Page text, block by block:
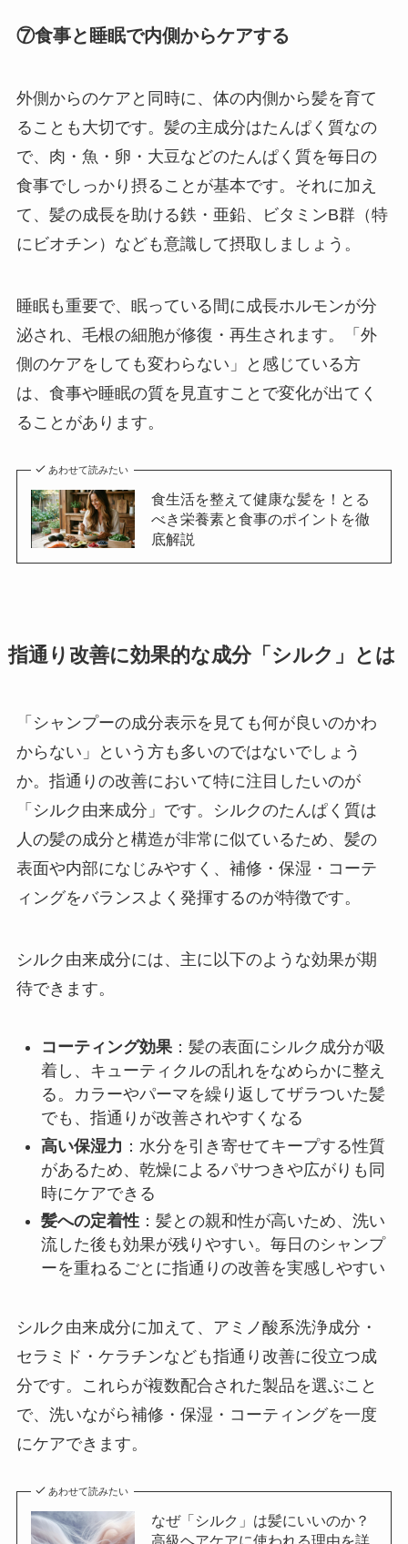
⑦食事と睡眠で内側からケアする
外側からのケアと同時に、体の内側から髪を育て
ることも大切です。髪の主成分はたんぱく質なの
で、肉・魚・卵・大豆などのたんぱく質を毎日の
食事でしっかり摂ることが基本です。それに加え
て、髪の成長を助ける鉄・亜鉛、ビタミンB群（特
にビオチン）なども意識して摂取しましょう。
睡眠も重要で、眠っている間に成長ホルモンが分
泌され、毛根の細胞が修復・再生されます。「外
側のケアをしても変わらない」と感じている方
は、食事や睡眠の質を見直すことで変化が出てく
ることがあります。
あわせて読みたい
食生活を整えて健康な髪を！とる
べき栄養素と食事のポイントを徹
底解説
指通り改善に効果的な成分「シルク」とは
「シャンプーの成分表示を見ても何が良いのかわ
からない」という方も多いのではないでしょう
か。指通りの改善において特に注目したいのが
「シルク由来成分」です。シルクのたんぱく質は
人の髪の成分と構造が非常に似ているため、髪の
表面や内部になじみやすく、補修・保湿・コーテ
ィングをバランスよく発揮するのが特徴です。
シルク由来成分には、主に以下のような効果が期
待できます。
コーティング効果：髪の表面にシルク成分が吸
着し、キューティクルの乱れをなめらかに整え
る。カラーやパーマを繰り返してザラついた髪
でも、指通りが改善されやすくなる
高い保湿力 ：水分を引き寄せてキープする性質
があるため、乾燥によるパサつきや広がりも同
時にケアできる
髪への定着性：髪との親和性が高いため、洗い
流した後も効果が残りやすい。毎日のシャンプ
ーを重ねるごとに指通りの改善を実感しやすい
シルク由来成分に加えて、アミノ酸系洗浄成分・
セラミド・ケラチンなども指通り改善に役立つ成
分です。これらが複数配合された製品を選ぶこと
で、洗いながら補修・保湿・コーティングを一度
にケアできます。
あわせて読みたい
なぜ「シルク」は髪にいいのか？
高級ヘアケアに使われる理由を詳